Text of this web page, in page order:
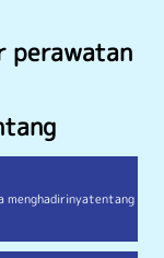
perawatan
menghadirinyatentang